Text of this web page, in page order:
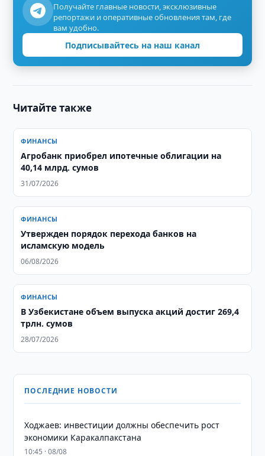
Получайте главные новости, эксклюзивные
репортажи и оперативные обновления там, где
вам удобно.
Подписывайтесь на наш канал
Читайте также
ФИНАНСЫ
Агробанк приобрел ипотечные облигации на
40,14 млрд. сумов
31/07/2026
ФИНАНСЫ
Утвержден порядок перехода банков на
исламскую модель
06/08/2026
ФИНАНСЫ
​​​​​​​В Узбекистане объем выпуска акций достиг 269,4
трлн. сумов
28/07/2026
ПОСЛЕДНИЕ НОВОСТИ
Ходжаев: инвестиции должны обеспечить рост
экономики Каракалпакстана
10:45 · 08/08